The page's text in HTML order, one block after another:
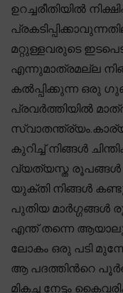
ഉറച്ചരീതിയിൽ
മറ്റുള്ളവരുടെ
എന്നുമാത്രമല്ല
കൽപ്പിക്കുന്ന ഒരു
പ്രവർത്തിയിൽ
കുറിച്ച് നിങ്ങൾ
വ്യത്യസ്ത രൂപങ്ങൾ
യുക്തി നിങ്ങൾ
പുതിയ മാർഗ്ഗങ്ങൾ
എന്ത് തന്നെ
ലോകം ഒരു പടി
ആ പദത്തിന്‍റെ
മികച്ച നേട്ടം